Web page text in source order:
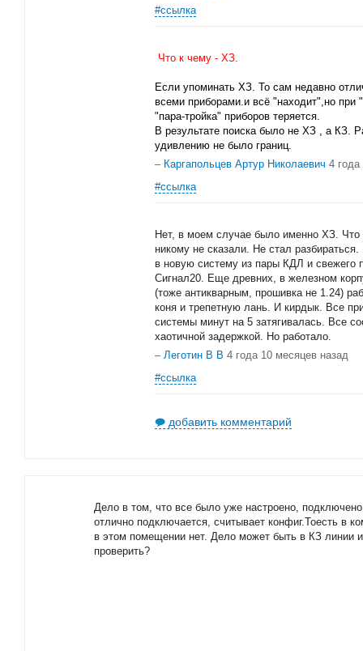
#ссылка
Что к чему - ХЗ.
Если упоминать ХЗ. То сам недавно
всеми приборами.и всё "находит",но при
"пара-тройка" приборов теряется.
В результате поиска было не ХЗ , а КЗ.
удивлению не было границ.
– Каргапольцев Артур Николаевич 4
#ссылка
Нет, в моем случае было именно ХЗ.
никому не сказали. Не стал
в новую систему из пары КДЛ и свежего
Сигнал20. Еще древних, в железном
(тоже антикварным, прошивка не 1.24)
коня и трепетную лань. И кирдык. Все
системы минут на 5 затягивалась. Все
хаотичной задержкой. Но работало.
– Леготин В В 4 года 10 месяцев назад
#ссылка
добавить комментарий
Дело в том, что все было уже настроено,
отлично подключается, считывает конфиг.Тоесть в
в этом помещении нет. Дело может быть в КЗ линии
проверить?